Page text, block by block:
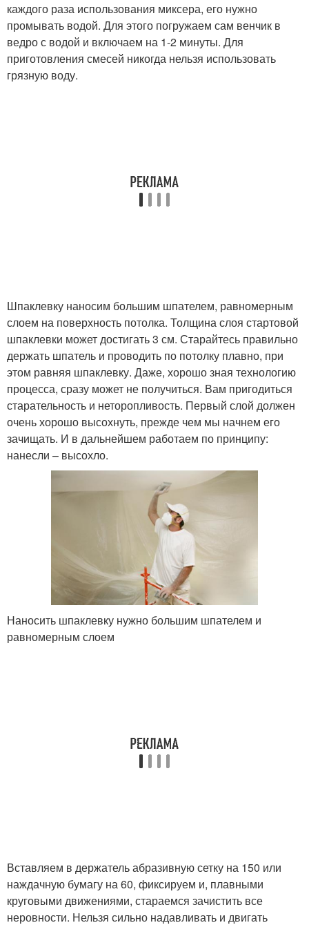
каждого раза использования миксера, его нужно
промывать водой. Для этого погружаем сам венчик в
ведро с водой и включаем на 1-2 минуты. Для
приготовления смесей никогда нельзя использовать
грязную воду.
Шпаклевку наносим большим шпателем, равномерным
слоем на поверхность потолка. Толщина слоя стартовой
шпаклевки может достигать 3 см. Старайтесь правильно
держать шпатель и проводить по потолку плавно, при
этом равняя шпаклевку. Даже, хорошо зная технологию
процесса, сразу может не получиться. Вам пригодиться
старательность и неторопливость. Первый слой должен
очень хорошо высохнуть, прежде чем мы начнем его
зачищать. И в дальнейшем работаем по принципу:
нанесли – высохло.
Наносить шпаклевку нужно большим шпателем и
равномерным слоем
Вставляем в держатель абразивную сетку на 150 или
наждачную бумагу на 60, фиксируем и, плавными
круговыми движениями, стараемся зачистить все
неровности. Нельзя сильно надавливать и двигать